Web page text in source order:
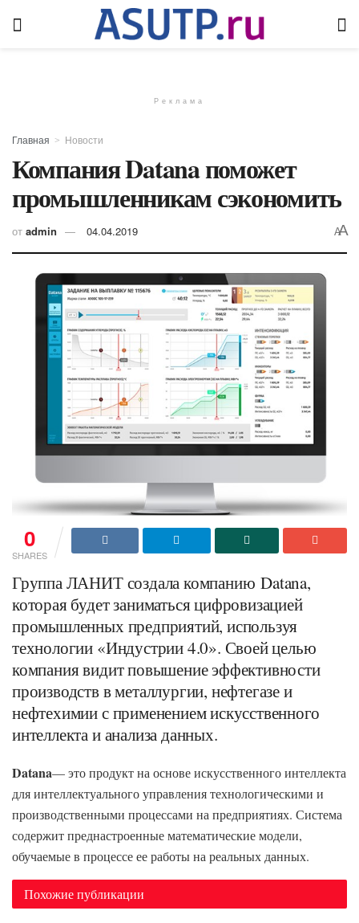
Реклама
Главная Новости
Компания Datana поможет
промышленникам сэкономить
от admin 04.04.2019 AA
0
SHARES
Группа ЛАНИТ создала компанию Datana,
которая будет заниматься цифровизацией
промышленных предприятий, используя
технологии «Индустрии 4.0». Своей целью
компания видит повышение эффективности
производств в металлургии, нефтегазе и
нефтехимии с применением искусственного
интеллекта и анализа данных.
Datana— это продукт на основе искусственного интеллекта
для интеллектуального управления технологическими и
производственными процессами на предприятиях. Система
содержит преднастроенные математические модели,
обучаемые в процессе ее работы на реальных данных.
Похожие публикации